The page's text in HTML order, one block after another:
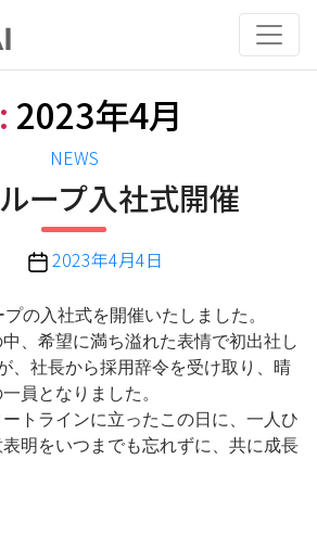
2023年4月
カ
テ
ゴ
リ
ー
NEWS
ープ入社式開催
投
日
2023年4月4日
の入社式を開催いたしました。
、希望に満ち溢れた表情で初出社し
、社長から採用辞令を受け取り、晴
員となりました。
トラインに立ったこの日に、一人ひ
明をいつまでも忘れずに、共に成長